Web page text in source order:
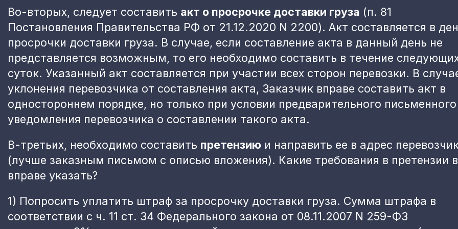
Во-вторых, следует составить акт о просрочке доставки груза (п. 81
Постановления Правительства РФ от 21.12.2020 N 2200). Акт составляется в
просрочки доставки груза. В случае, если составление акта в данный день не
представляется возможным, то его необходимо составить в течение
суток. Указанный акт составляется при участии всех сторон перевозки. В
уклонения перевозчика от составления акта, Заказчик вправе составить акт в
одностороннем порядке, но только при условии предварительного письменного
уведомления перевозчика о составлении такого акта.
В-третьих, необходимо составить претензию и направить ее в адрес
(лучше заказным письмом с описью вложения). Какие требования в претензии
вправе указать?
1) Попросить уплатить штраф за просрочку доставки груза. Сумма штрафа в
соответствии с ч. 11 ст. 34 Федерального закона от 08.11.2007 N 259-ФЗ